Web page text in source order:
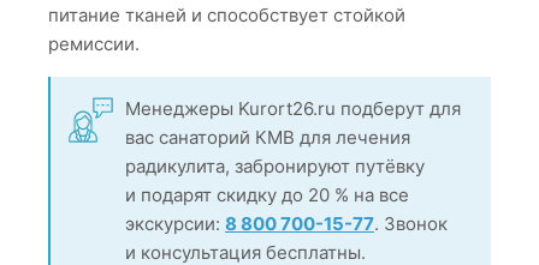
питание тканей и способствует стойкой
ремиссии.
Менеджеры Kurort26.ru подберут для
вас санаторий КМВ для лечения
радикулита, забронируют путёвку
и подарят скидку до 20 % на все
экскурсии: 8 800 700-15-77. Звонок
и консультация бесплатны.